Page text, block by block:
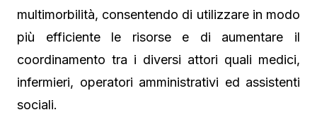
multimorbilità, consentendo di utilizzare in modo
più efficiente le risorse e di aumentare il
coordinamento tra i diversi attori quali medici,
infermieri, operatori amministrativi ed assistenti
sociali.